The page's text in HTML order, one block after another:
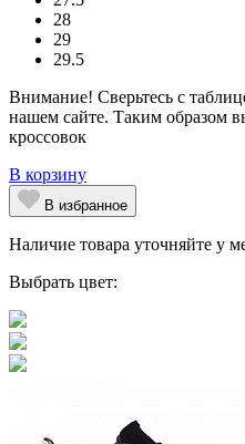
28
29
29.5
Внимание! Сверьтесь с
нашем сайте. Таким образом
кроссовок
В корзину
В избранное
Наличие товара уточняйте у
Выбрать цвет: